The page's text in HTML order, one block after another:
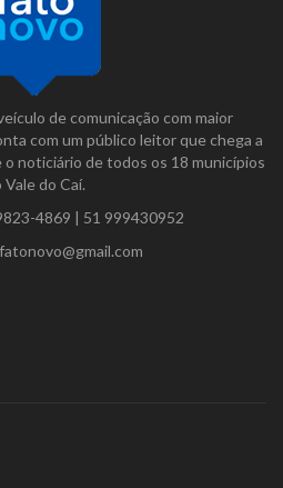
de comunicação com maior
com um público leitor que chega a
o noticiário de todos os 18 municípios
Vale do Caí.
4869 | 51 999430952